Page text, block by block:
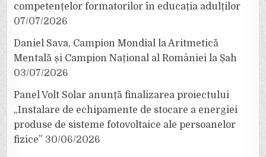
competențelor formatorilor în educația adulților
07/07/2026
Daniel Sava, Campion Mondial la Aritmetică
Mentală și Campion Național al României la Șah
03/07/2026
Panel Volt Solar anunță finalizarea proiectului
„Instalare de echipamente de stocare a energiei
produse de sisteme fotovoltaice ale persoanelor
fizice” 30/06/2026